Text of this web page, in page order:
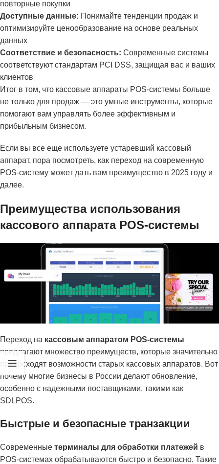
повторные покупки
Доступные данные: Понимайте тенденции продаж и
оптимизируйте ценообразование на основе реальных
данных
Соответствие и безопасность: Современные системы
соответствуют стандартам PCI DSS, защищая вас и ваших
клиентов
Итог в том, что кассовые аппараты POS-системы больше
не только для продаж — это умные инструменты, которые
помогают вам управлять более эффективным и
прибыльным бизнесом.
Если вы все еще используете устаревший кассовый
аппарат, пора посмотреть, как переход на современную
POS-систему может дать вам преимущество в 2025 году и
далее.
Преимущества использования
кассового аппарата POS-системы
Переход на кассовым аппаратом POS-системы
предлагают множество преимуществ, которые значительно
превосходят возможности старых кассовых аппаратов. Вот
почему многие бизнесы в России делают обновление,
особенно с надежными поставщиками, такими как
SDLPOS.
Быстрые и безопасные транзакции
Современные терминалы для обработки платежей в
POS-системах обрабатываются быстро и безопасно. Такие